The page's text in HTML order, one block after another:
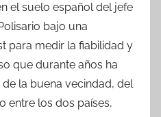
el suelo español del jefe
bajo una
para medir la fiabilidad y
que durante años ha
la buena vecindad, del
entre los dos países,